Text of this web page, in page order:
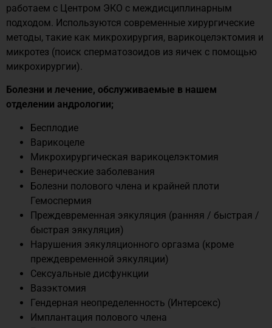
работаем с Центром ЭКО с междисциплинарным
подходом. Используются современные хирургические
методы, такие как микрохирургия, варикоцелэктомия и
микротез (поиск сперматозоидов из яичек с помощью
микрохирургии).
Болезни и лечение, обслуживаемые в нашем
отделении андрологии;
Бесплодие
Варикоцеле
Микрохирургическая варикоцелэктомия
Венерические заболевания
Болезни полового члена и крайней плоти
Гемоспермия
Преждевременная эякуляция (ранняя / быстрая /
быстрая эякуляция)
Нарушения эякуляционного оргазма (кроме
преждевременной эякуляции)
Сексуальные дисфункции
Вазэктомия
Гендерная неопределенность (Интерсекс)
Имплантация полового члена